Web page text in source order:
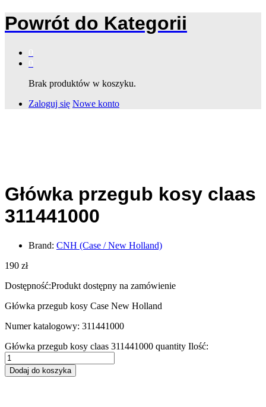
Powrót do Kategorii
Brak produktów w koszyku.
Zaloguj się Nowe konto
Główka przegub kosy claas
311441000
Brand: CNH (Case / New Holland)
190 zł
Dostępność:Produkt dostępny na zamówienie
Główka przegub kosy Case New Holland
Numer katalogowy: 311441000
Główka przegub kosy claas 311441000 quantity Ilość:
Dodaj do koszyka